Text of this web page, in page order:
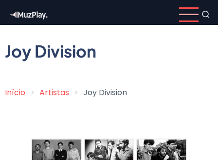
para
conteúdo
principal
Joy Division
Trilha
navegação
Início Artistas Joy Division